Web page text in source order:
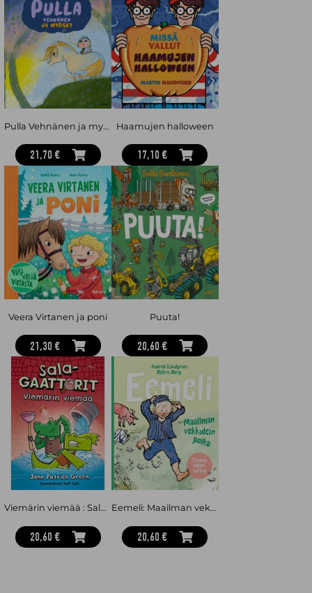
Pulla Vehnänen ja myrsky
21,70 €
Haamujen halloween
17,10 €
Veera Virtanen ja poni
21,30 €
Puuta!
20,60 €
Viemärin viemää : Salagaattorit 2
20,60 €
Eemeli: Maailman vekkulein poika
20,60 €